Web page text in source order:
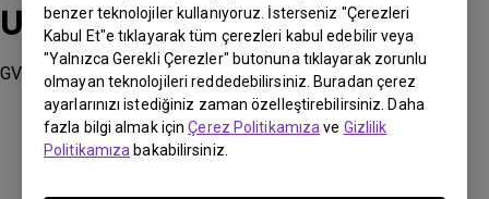
benzer teknolojiler kullanıyoruz. İsterseniz "Çerezleri
Kabul Et"e tıklayarak tüm çerezleri kabul edebilir veya
"Yalnızca Gerekli Çerezler" butonuna tıklayarak zorunlu
olmayan teknolojileri reddedebilirsiniz. Buradan çerez
ayarlarınızı istediğiniz zaman özelleştirebilirsiniz. Daha
fazla bilgi almak içinÇerez Politikamıza ve Gizlilik
Politikamıza bakabilirsiniz.
Uygulanabilir modeller
GV50